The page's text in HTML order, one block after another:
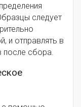
следует
и отправлять в
после сбора.